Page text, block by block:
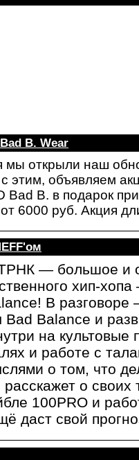
B. Wear
мы открыли наш
этим, объявляем
Bad B. в подарок
6000 руб. Акция
— большое и
хип-
В разговоре
Balance и
на
и работе с
о том, что
о своих
100PRO и
даст свой